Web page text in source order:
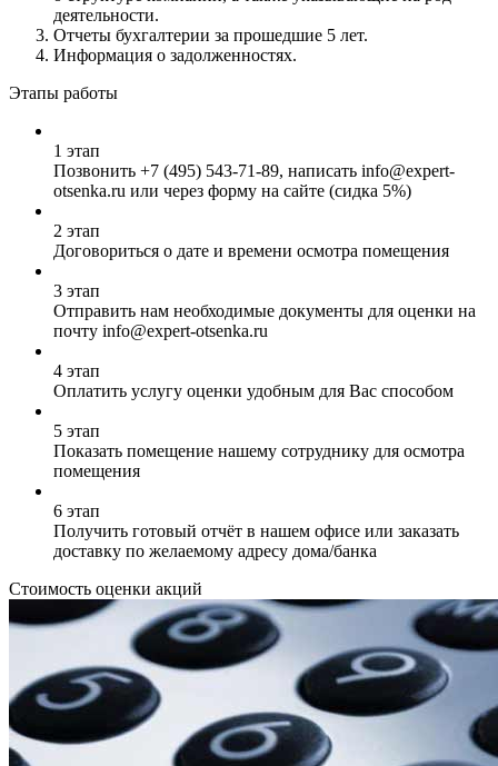
деятельности.
Отчеты бухгалтерии за прошедшие 5 лет.
Информация о задолженностях.
Этапы работы
1 этап
Позвонить +7 (495) 543-71-89, написать info@expert-
otsenka.ru или через форму на сайте (сидка 5%)
2 этап
Договориться о дате и времени осмотра помещения
3 этап
Отправить нам необходимые документы для оценки на
почту info@expert-otsenka.ru
4 этап
Оплатить услугу оценки удобным для Вас способом
5 этап
Показать помещение нашему сотруднику для осмотра
помещения
6 этап
Получить готовый отчёт в нашем офисе или заказать
доставку по желаемому адресу дома/банка
Стоимость оценки акций